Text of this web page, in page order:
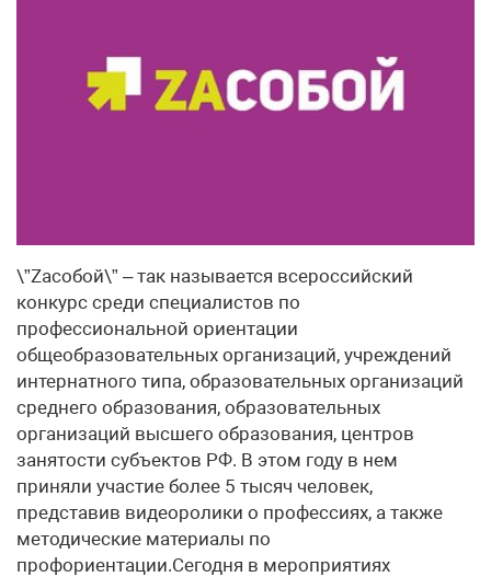
\”Zaсобой\” – так называется всероссийский
конкурс среди специалистов по
профессиональной ориентации
общеобразовательных организаций, учреждений
интернатного типа, образовательных организаций
среднего образования, образовательных
организаций высшего образования, центров
занятости субъектов РФ. В этом году в нем
приняли участие более 5 тысяч человек,
представив видеоролики о профессиях, а также
методические материалы по
профориентации.Сегодня в мероприятиях